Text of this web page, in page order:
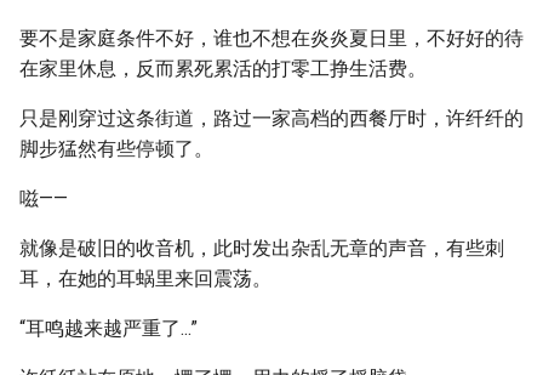
要不是家庭条件不好，谁也不想在炎炎夏日里，不好好的待
在家里休息，反而累死累活的打零工挣生活费。
只是刚穿过这条街道，路过一家高档的西餐厅时，许纤纤的
脚步猛然有些停顿了。
嗞——
就像是破旧的收音机，此时发出杂乱无章的声音，有些刺
耳，在她的耳蜗里来回震荡。
“耳鸣越来越严重了...”